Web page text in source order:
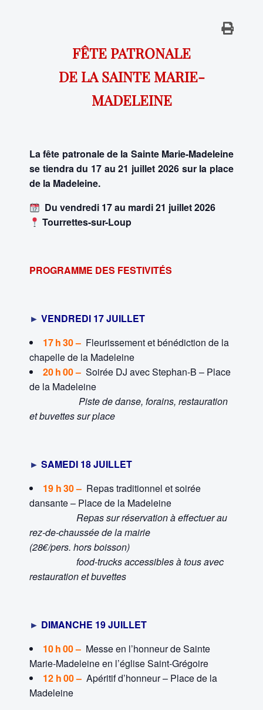
FÊTE PATRONALE
DE LA SAINTE MARIE-
MADELEINE
La fête patronale de la Sainte Marie-Madeleine
se tiendra du 17 au 21 juillet 2026 sur la place
de la Madeleine.
Du vendredi 17 au mardi 21 juillet 2026
Tourrettes-sur-Loup
PROGRAMME DES FESTIVITÉS
► VENDREDI 17 JUILLET
17 h 30 – Fleurissement et bénédiction de la
chapelle de la Madeleine
20 h 00 – Soirée DJ avec Stephan-B – Place
de la Madeleine
Piste de danse, forains, restauration
et buvettes sur place
► SAMEDI 18 JUILLET
19 h 30 – Repas traditionnel et soirée
dansante – Place de la Madeleine
Repas sur réservation à effectuer au
rez-de-chaussée de la mairie
(28€/pers. hors boisson)
food-trucks accessibles à tous avec
restauration etbuvettes
► DIMANCHE 19 JUILLET
10 h 00 – Messe en l’honneur de Sainte
Marie-Madeleine en l’église Saint-Grégoire
12 h 00 – Apéritif d’honneur – Place de la
Madeleine